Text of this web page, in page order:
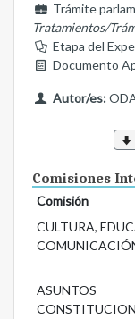
Trámite
Tratamientos/
Etapa del
Documento
Autor/es:
Comisiones
Comisión
CULTURA,
ASUNTOS